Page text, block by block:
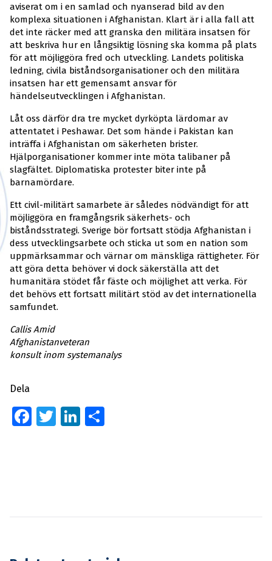
aviserat om i en samlad och nyanserad bild av den
komplexa situationen i Afghanistan. Klart är i alla fall att
det inte räcker med att granska den militära insatsen för
att beskriva hur en långsiktig lösning ska komma på plats
för att möjliggöra fred och utveckling. Landets politiska
ledning, civila biståndsorganisationer och den militära
insatsen har ett gemensamt ansvar för
händelseutvecklingen i Afghanistan.
Låt oss därför dra tre mycket dyrköpta lärdomar av
attentatet i Peshawar. Det som hände i Pakistan kan
inträffa i Afghanistan om säkerheten brister.
Hjälporganisationer kommer inte möta talibaner på
slagfältet. Diplomatiska protester biter inte på
barnamördare.
Ett civil-militärt samarbete är således nödvändigt för att
möjliggöra en framgångsrik säkerhets- och
biståndsstrategi. Sverige bör fortsatt stödja Afghanistan i
dess utvecklingsarbete och sticka ut som en nation som
uppmärksammar och värnar om mänskliga rättigheter. För
att göra detta behöver vi dock säkerställa att det
humanitära stödet får fäste och möjlighet att verka. För
det behövs ett fortsatt militärt stöd av det internationella
samfundet.
Callis Amid
Afghanistanveteran
konsult inom systemanalys
Dela
Facebook
TwitterLinkedIn